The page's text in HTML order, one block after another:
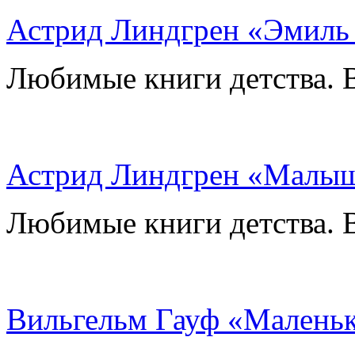
Астрид Линдгрен «Эмиль
Любимые книги детства.
Астрид Линдгрен
Любимые книги детства.
Вильгельм Гауф